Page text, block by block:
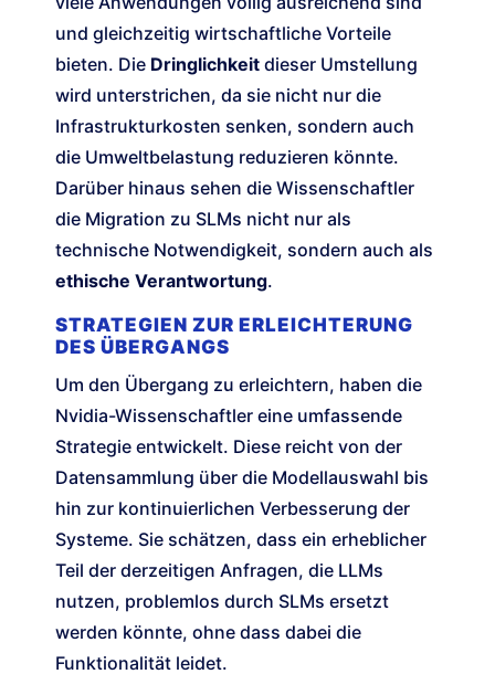
und gleichzeitig wirtschaftliche Vorteile
bieten. Die Dringlichkeit dieser Umstellung
wird unterstrichen, da sie nicht nur die
Infrastrukturkosten senken, sondern auch
die Umweltbelastung reduzieren könnte.
Darüber hinaus sehen die Wissenschaftler
die Migration zu SLMs nicht nur als
technische Notwendigkeit, sondern auch als
ethische Verantwortung.
STRATEGIEN ZUR ERLEICHTERUNG
DES ÜBERGANGS
Um den Übergang zu erleichtern, haben die
Nvidia-Wissenschaftler eine umfassende
Strategie entwickelt. Diese reicht von der
Datensammlung über die Modellauswahl bis
hin zur kontinuierlichen Verbesserung der
Systeme. Sie schätzen, dass ein erheblicher
Teil der derzeitigen Anfragen, die LLMs
nutzen, problemlos durch SLMs ersetzt
werden könnte, ohne dass dabei die
Funktionalität leidet.